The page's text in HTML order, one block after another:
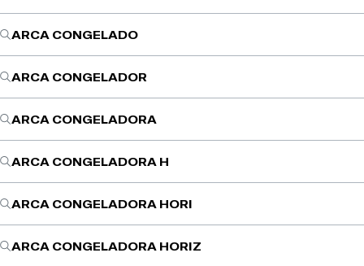
ARCA CONGELADO
ARCA CONGELADOR
ARCA CONGELADORA
ARCA CONGELADORA H
ARCA CONGELADORA HORI
ARCA CONGELADORA HORIZ